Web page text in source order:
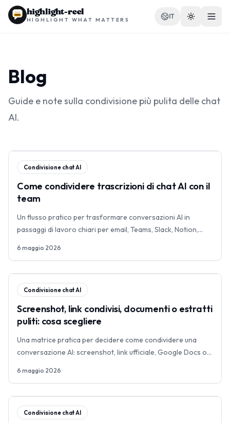
highlight-reel
HIGHLIGHT WHAT MATTERS IT
Blog
Modelli
Casi d'uso
Estensione
Blog
Guide e note sulla condivisione più pulita delle chat
AI.
Condivisione chat AI
Come condividere trascrizioni di chat AI con il
team
Un flusso pratico per trasformare conversazioni AI in
passaggi di lavoro chiari per email, Teams, Slack, Notion,
6 maggio 2026
Condivisione chat AI
Screenshot, link condivisi, documenti o estratti
puliti: cosa scegliere
Una matrice pratica per decidere come condividere una
conversazione AI: screenshot, link ufficiale, Google Docs o
6 maggio 2026
Condivisione chat AI